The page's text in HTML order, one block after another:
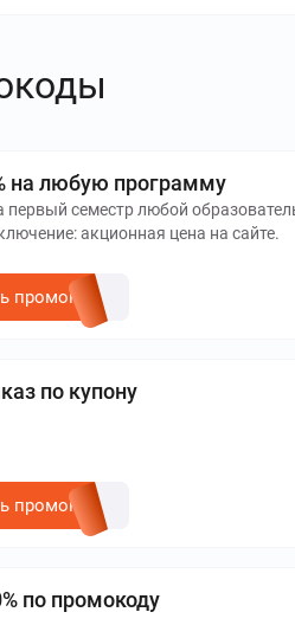
на любую программу
первый семестр любой
акционная цена на сайте.
промокод
по купону
промокод
по промокоду